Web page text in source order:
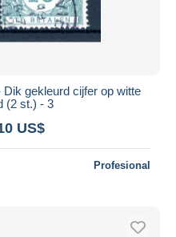
gekleurd cijfer op witte
(2 st.) - 3
US$
Profesional